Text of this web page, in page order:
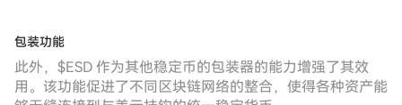
包装功能
此外，$ESD 作为其他稳定币的包装器的能力增强了其效
用。该功能促进了不同区块链网络的整合，使得各种资产能